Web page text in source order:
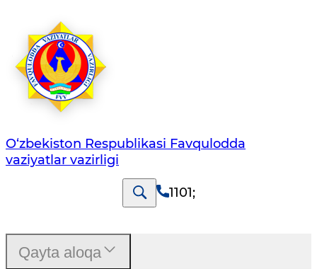
O‘zbеkistоn Rеspublikаsi Favqulodda
vaziyatlar vazirligi
1101;
Qayta aloqa